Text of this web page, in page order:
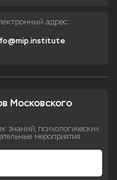
адрес:
Московского
знаний, психологических
мероприятия